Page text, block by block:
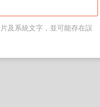
及系統文字，並可能存在誤